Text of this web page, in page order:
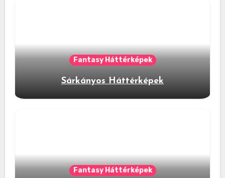
Fantasy Háttérképek
Sárkányos Háttérképek
Fantasy Háttérképek